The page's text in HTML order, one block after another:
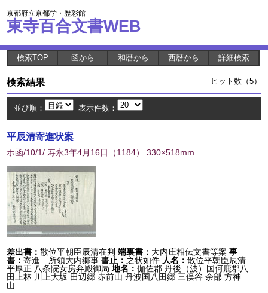
京都府立京都学・歴彩館
東寺百合文書WEB
検索TOP 函から 和暦から 西暦から 詳細検索
検索結果 ヒット数（5）
並び順： 表示件数：
平辰清寄進状案
ホ函/10/1/ 寿永3年4月16日 （1184） 330×518mm
差出書：散位平朝臣辰清在判 端裏書： 大内庄相伝文書等案 事
書：寄進 所領大内郷事 書止： 之状如件 人名：散位平朝臣辰清
平厚正 八条院女房弁殿御局 地名：伽佐郡 丹後（波）国何鹿郡八
田上林 川上大坂 田辺郷 赤前山 丹波国八田郷 三俣谷 余部 方神
山...